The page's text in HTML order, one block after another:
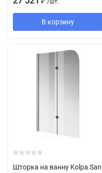
₽ /шт.
В корзину
Шторка на ванну Kolpa San